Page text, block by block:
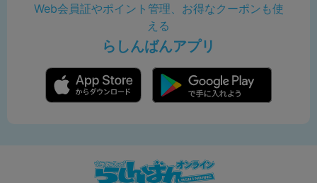
Web会員証やポイント管理、お得なクーポンも使
える
らしんばんアプリ